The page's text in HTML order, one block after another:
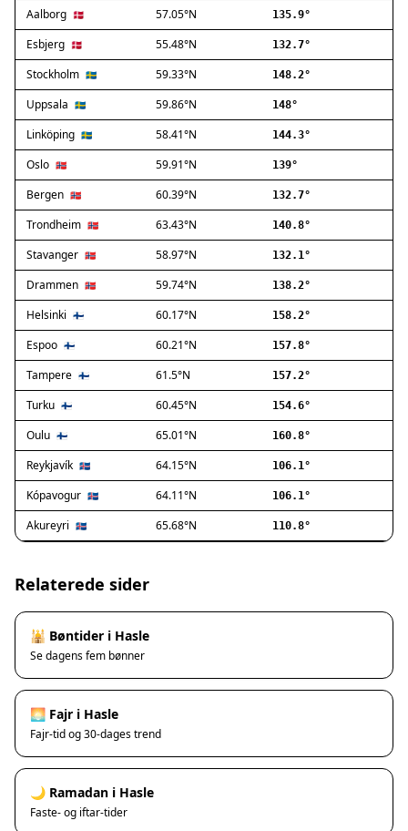
Haderslev
Albertslund
Allerød
Ballerup
Birkerød
Brøndby
Charlottenlund
Dragør
Farum
Fredensborg
Frederiksberg
Frederikssund
Frederiksværk
Gentofte
Gladsaxe
Glostrup
Greve
Hedehusene
Herlev
Hvidovre
Høje-Taastrup
Ishøj
Jyllinge
Lillerød
Lyngby
Vanløse
Haslev
Aalborg 🇩🇰 57.05°N 135.9°
Esbjerg 🇩🇰 55.48°N 132.7°
Stockholm 🇸🇪 59.33°N 148.2°
Uppsala 🇸🇪 59.86°N 148°
Linköping 🇸🇪 58.41°N 144.3°
Oslo 🇳🇴 59.91°N 139°
Bergen 🇳🇴 60.39°N 132.7°
Trondheim 🇳🇴 63.43°N 140.8°
Stavanger 🇳🇴 58.97°N 132.1°
Drammen 🇳🇴 59.74°N 138.2°
Helsinki 🇫🇮 60.17°N 158.2°
Espoo 🇫🇮 60.21°N 157.8°
Tampere 🇫🇮 61.5°N 157.2°
Turku 🇫🇮 60.45°N 154.6°
Oulu 🇫🇮 65.01°N 160.8°
Reykjavík 🇮🇸 64.15°N 106.1°
Kópavogur 🇮🇸 64.11°N 106.1°
Akureyri 🇮🇸 65.68°N 110.8°
Relaterede sider
🕌 Bøntider i Hasle
Se dagens fem bønner
🌅 Fajr i Hasle
Fajr-tid og 30-dages trend
🌙 Ramadan i Hasle
Faste- og iftar-tider